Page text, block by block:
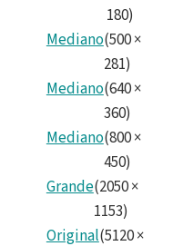
180)
Mediano(500×
281)
Mediano(640×
360)
Mediano(800×
450)
Grande(2050×
1153)
Original(5120×